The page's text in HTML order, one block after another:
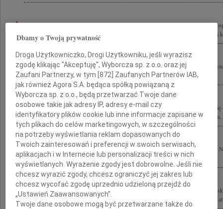
Z wielkim bólem przyjęliśmy wiadomość o tragicznej śmierci Prezydenta
Kaczyńskiego i Jego Małżonki Marii Kaczyńskiej oraz wszystkich Ofiar tragicznej
W tamtą tragiczną sobotę, 10 kwietnia 2010 roku, najpierw było niedowierzanie,
są łzy... Katastrofa lotnicza, jaka wydarzyła się pod Smoleńskiem,...
Pogrążeni w bólu żegnamy Prezydenta Lecha Kaczyńskiego i Jego Małżonkę
Zmarłych podczas katastrofy w Smoleńsku Cześć Ich pamięci! Rodzinom i
Tragiczne chwile pod Smoleńskiem pogrążyły Naród Polski w cierpieniu i żałobie.
rozmiarze strata tylu wybitnych Osób, wśród których los naznaczył...
Jesteśmy głęboko poruszeni tragiczną śmiercią Prezydenta RP Pana Lecha
Kaczyńskiej oraz wszystkich Uczestników dramatycznie przerwanej podróży do
Dbamy o Twoją prywatność
Droga Użytkowniczko, Drogi Użytkowniku, jeśli wyrazisz
zgodę klikając "Akceptuję", Wyborcza sp. z o.o. oraz jej
Zaufani Partnerzy, w tym [872 ] Zaufanych Partnerów IAB,
jak również Agora S.A. będąca spółką powiązaną z
Wyborcza sp. z o.o., będą przetwarzać Twoje dane
osobowe takie jak adresy IP, adresy e-mail czy
identyfikatory plików cookie lub inne informacje zapisane w
tych plikach do celów marketingowych, w szczególności
na potrzeby wyświetlania reklam dopasowanych do
Twoich zainteresowań i preferencji w swoich serwisach,
aplikacjach i w Internecie lub personalizacji treści w nich
wyświetlanych. Wyrażenie zgody jest dobrowolne. Jeśli nie
chcesz wyrazić zgody, chcesz ograniczyć jej zakres lub
chcesz wycofać zgodę uprzednio udzieloną przejdź do
„Ustawień Zaawansowanych”.
Twoje dane osobowe mogą być przetwarzane także do